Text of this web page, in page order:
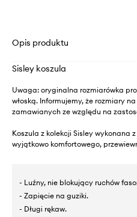
Opis produktu
Sisley koszula
Uwaga: oryginalna rozmiarówka
włoską. Informujemy, że rozmiary
zamawianych ze względu na
Koszula z kolekcji Sisley wykonana
wyjątkowo komfortowego,
- Luźny, nie blokujący ruchów
- Zapięcie na guziki.
- Długi rękaw.